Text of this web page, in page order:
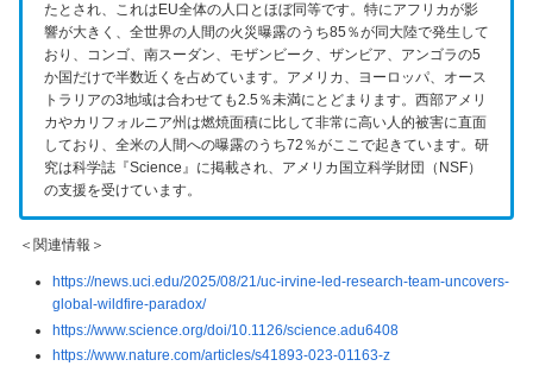
たとされ、これはEU全体の人口とほぼ同等です。特にアフリカが影
響が大きく、全世界の人間の火災曝露のうち85％が同大陸で発生して
おり、コンゴ、南スーダン、モザンビーク、ザンビア、アンゴラの5
か国だけで半数近くを占めています。アメリカ、ヨーロッパ、オース
トラリアの3地域は合わせても2.5％未満にとどまります。西部アメリ
カやカリフォルニア州は燃焼面積に比して非常に高い人的被害に直面
しており、全米の人間への曝露のうち72％がここで起きています。研
究は科学誌『Science』に掲載され、アメリカ国立科学財団（NSF）
の支援を受けています。
＜関連情報＞
https://news.uci.edu/2025/08/21/uc-irvine-led-research-team-uncovers-
global-wildfire-paradox/
https://www.science.org/doi/10.1126/science.adu6408
https://www.nature.com/articles/s41893-023-01163-z